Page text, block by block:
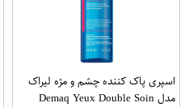
اسپری پاک کننده چشم و مژه لیراک
مدل Demaq Yeux Double Soin